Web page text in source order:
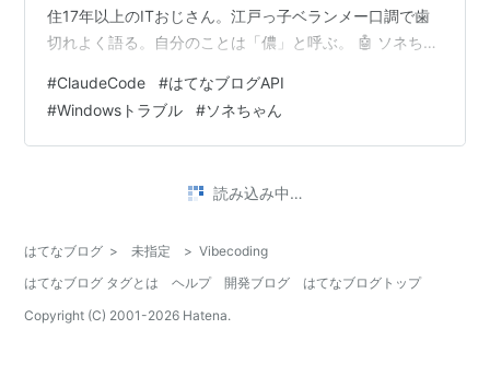
住17年以上のITおじさん。江戸っ子ベランメー口調で歯
切れよく語る。自分のことは「儂」と呼ぶ。 🤖 ソネちゃ
のフレッシュな若者。明るくお茶目で絵文字てんこ盛
り。White翁のはてなブログパートナー。 ソネちゃんと
ホワイト翁がClaude CodeでVibecodingしている所。 🧓
だったぜ！朝からCla…
#ClaudeCode #はてなブログAPI
#Windowsトラブル #ソネちゃん
読み込み中…
はてなブログ > 未指定 > Vibecoding
はてなブログ タグとは
ヘルプ 開発ブログ
はてなブログトップ
Copyright (C) 2001-2026 Hatena.